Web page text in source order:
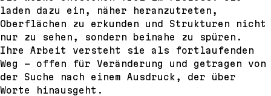
laden dazu ein, näher heranzutreten,
Oberflächen zu erkunden und Strukturen nicht
nur zu sehen, sondern beinahe zu spüren.
Ihre Arbeit versteht sie als fortlaufenden
Weg – offen für Veränderung und getragen von
der Suche nach einem Ausdruck, der über
Worte hinausgeht.